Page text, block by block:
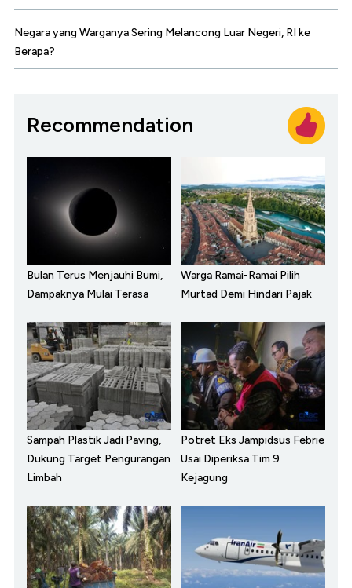
Negara yang Warganya Sering Melancong Luar Negeri, RI ke
Berapa?
Recommendation
Bulan Terus Menjauhi Bumi,
Dampaknya Mulai Terasa
Warga Ramai-Ramai Pilih
Murtad Demi Hindari Pajak
Sampah Plastik Jadi Paving,
Dukung Target Pengurangan
Limbah
Potret Eks Jampidsus Febrie
Usai Diperiksa Tim 9
Kejagung